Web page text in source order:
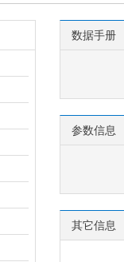
数据手册
参数信息
其它信息